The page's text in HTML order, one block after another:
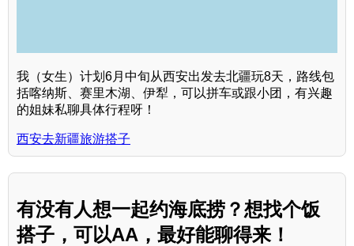
我（女生）计划6月中旬从西安出发去北疆玩8天，路线包
括喀纳斯、赛里木湖、伊犁，可以拼车或跟小团，有兴趣
的姐妹私聊具体行程呀！
西安去新疆旅游搭子
有没有人想一起约海底捞？想找个饭
搭子，可以AA，最好能聊得来！